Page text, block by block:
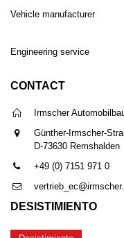
Vehicle manufacturer
Engineering service
CONTACT
Irmscher
Günther-Irmscher-
D-73630 Remshalden
+49 (0) 7151 971 0
DESISTIMIENTO